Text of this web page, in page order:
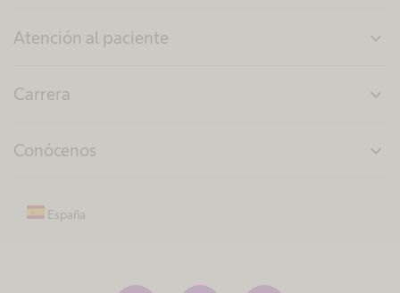
Atención al paciente expand_more
Carrera expand_more
Conócenos expand_more
España